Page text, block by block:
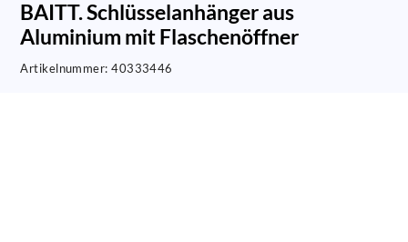
BAITT. Schlüsselanhänger aus
Aluminium mit Flaschenöffner
Artikelnummer:40333446